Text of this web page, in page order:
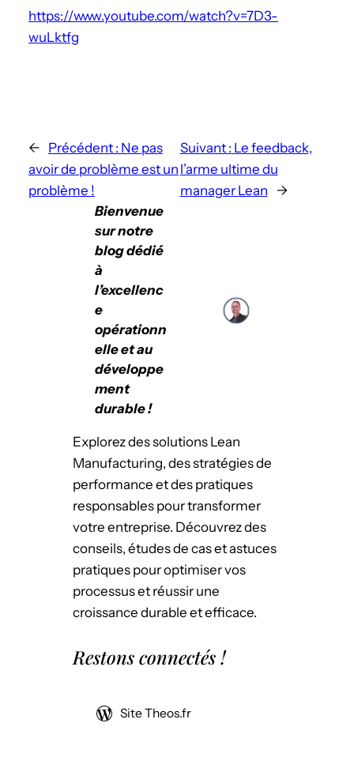
https://www.youtube.com/watch?v=7D3-
wuLktfg
← Précédent : Ne pas
avoir de problème est un
problème !
Suivant : Le feedback,
l’arme ultime du
manager Lean
→
Bienvenue
sur notre
blog dédié
à
l’excellenc
e
opérationn
elle et au
développe
ment
durable !
Explorez des solutions Lean
Manufacturing, des stratégies de
performance et des pratiques
responsables pour transformer
votre entreprise. Découvrez des
conseils, études de cas et astuces
pratiques pour optimiser vos
processus et réussir une
croissance durable et efficace.
Restons connectés !
Site Theos.fr